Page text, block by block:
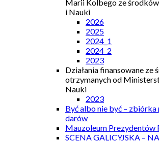
Marii Kolbego ze
i Nauki
2026
2025
2024_1
2024_2
2023
Działania finansowane ze
otrzymanych od
Nauki
2023
Być albo nie być –
darów
Mauzoleum Prezydentów
SCENA GALICYJSKA –